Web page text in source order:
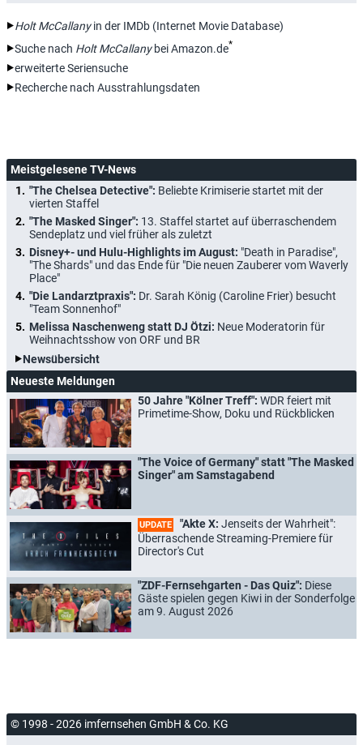
Holt McCallanyin der IMDb (Internet Movie Database)
Suche nach Holt McCallanybei Amazon.de*
erweiterte Seriensuche
Recherche nach Ausstrahlungsdaten
Meistgelesene TV-News
"The Chelsea Detective": Beliebte Krimiserie startet mit der
vierten Staffel
"The Masked Singer": 13. Staffel startet auf überraschendem
Sendeplatz und viel früher als zuletzt
Disney+- und Hulu-Highlights im August: "Death in Paradise",
"The Shards" und das Ende für "Die neuen Zauberer vom Waverly
Place"
"Die Landarztpraxis": Dr. Sarah König (Caroline Frier) besucht
"Team Sonnenhof"
Melissa Naschenweng statt DJ Ötzi: Neue Moderatorin für
Weihnachtsshow von ORF und BR
Newsübersicht
Neueste Meldungen
50 Jahre "Kölner Treff": WDR feiert mit
Primetime-Show, Doku und Rückblicken
"The Voice of Germany" statt "The Masked
Singer" am Samstagabend
UPDATE "Akte X: Jenseits der Wahrheit":
Überraschende Streaming-Premiere für
Director's Cut
"ZDF-Fernsehgarten - Das Quiz": Diese
Gäste spielen gegen Kiwi in der Sonderfolge
am 9. August 2026
© 1998 - 2026 imfernsehen GmbH & Co. KG